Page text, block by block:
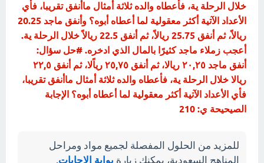
خلال الرحلة ية، فأعطاه والده ثلاثة أمثال ماأنفق تقريبا، فأي
الأعداد الآتية أكثر معقولية لما أعطاه أبوه؟ وأنفق ماجد 20.25
ريالاً، ثم أنفق 25.75 ريالاً، ثم أنفق 22.5 ريالاً خلال الرحلة ية.
أعجب زملاء ماجد كثيرًا بالمال الذي ادخره. #حل سؤال:
أنفق ماجد ٢٠,٢٥ ريالا، ثم أنفق ٢٥,٧٥ رياًلا، ثم أنفق ٢٢,٥
ريالا خلال الرحلة ية، فأعطاه والده ثلاثة أمثال ماأنفق تقريبا،
فأي الأعداد الآتية أكثر معقولية لما أعطاه أبوه؟ الإجابة
الصيحيحة ي: 210
للمزيد من الحلول المفصلة لجميع مواد ومراحل
المناهج السعودية، يمكنك زيارة بوابة الإجابات.